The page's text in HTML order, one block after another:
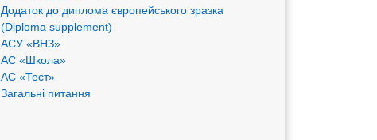
Додаток до диплома європейського зразка
(Diploma supplement)
АСУ «ВНЗ»
АС «Школа»
АС «Тест»
Загальні питання